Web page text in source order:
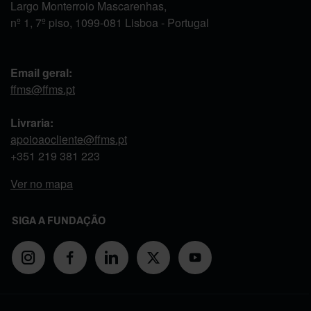
Largo Monterroio Mascarenhas,
nº 1, 7º piso, 1099-081 Lisboa - Portugal
Email geral:
ffms@ffms.pt
Livraria:
apoioaocliente@ffms.pt
+351 219 381 223
Ver no mapa
SIGA A FUNDAÇÃO